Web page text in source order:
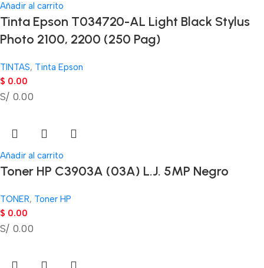
Añadir al carrito
Tinta Epson T034720-AL Light Black Stylus
Photo 2100, 2200 (250 Pag)
TINTAS, Tinta Epson
$ 0.00
S/ 0.00
Añadir al carrito
Toner HP C3903A (03A) L.J. 5MP Negro
TONER, Toner HP
$ 0.00
S/ 0.00